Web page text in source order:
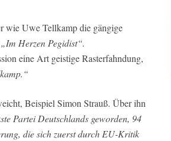
wie Uwe Tellkamp die gängige
„Im Herzen Pegidist“.
eine Art geistige Rasterfahndung,
Beispiel Simon Strauß. Über ihn
Partei Deutschlands geworden, 94
die sich zuerst durch EU-Kritik